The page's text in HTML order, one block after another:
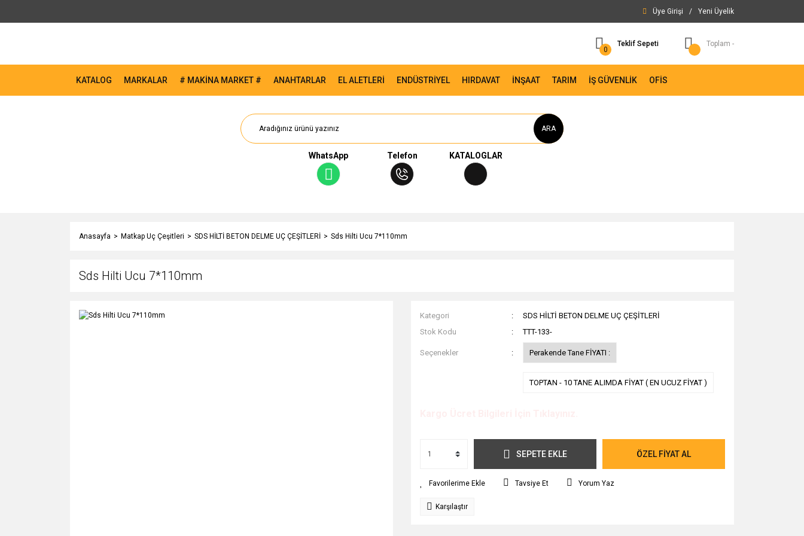
Üye Girişi / Yeni Üyelik
0
Teklif Sepeti Toplam -
KATALOG MARKALAR # MAKİNA MARKET # ANAHTARLAR EL ALETLERİ ENDÜSTRİYEL HIRDAVAT İNŞAAT TARIM İŞ GÜVENLİK OFİS
ARA
WhatsApp Telefon KATALOGLAR
Anasayfa Matkap Uç Çeşitleri SDS HİLTİ BETON DELME UÇ ÇEŞİTLERİ Sds Hilti Ucu 7*110mm
Sds Hilti Ucu 7*110mm
Kategori
SDS HİLTİ BETON DELME UÇ ÇEŞİTLERİ
Stok Kodu
TTT-133-
Seçenekler Perakende Tane FİYATI :
TOPTAN - 10 TANE ALIMDA FİYAT ( EN UCUZ FİYAT )
SEPETE EKLE ÖZEL FİYAT AL
Tavsiye Et Yorum Yaz
Karşılaştır